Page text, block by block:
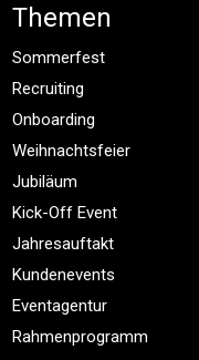
Themen
Sommerfest
Recruiting
Onboarding
Weihnachtsfeier
Jubiläum
Kick-Off Event
Jahresauftakt
Kundenevents
Eventagentur
Rahmenprogramm